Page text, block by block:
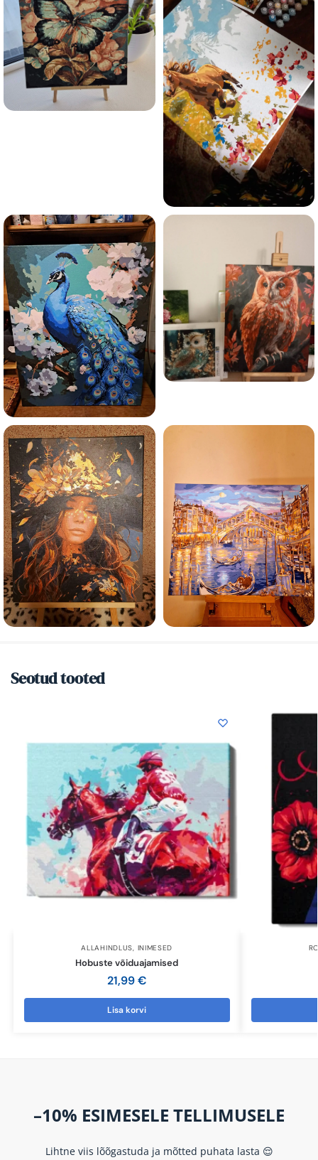
Seotud tooted
ALLAHINDLUS, INIMESED
Hobuste võiduajamised
21,99€
Lisa korvi
–10% ESIMESELE TELLIMUSELE
Lihtne viis lõõgastuda ja mõtted puhata lasta 😌
Olen tutvunud Maalihobi.ee privaatsuspoliitikaga ja
nõustun sellega
Maalihobi.eePrivaatsuspoliitika
TELLI